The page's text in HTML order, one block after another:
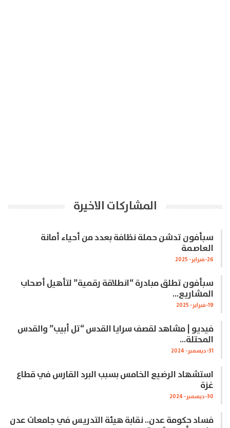
المشاركات الاخيرة
سبأفون تدشن حملة نظافة بعدد من أحياء أمانة
العاصمة
26-فبراير- 2025
سبأفون تطلق مبادرة “انطلاقة رقمية” لتأهيل أصحاب
المشاريع…
19-فبراير- 2025
فيديو | مشاهد لقصف سرايا القدس “تل أبيب” والقدس
المحتلة…
31-ديسمبر- 2024
استشهاد الرضيع الخامس بسبب البرد القارس في قطاع
غزة
30-ديسمبر- 2024
فساد حكومة عدن.. نقابة هيئة التدريس في جامعات عدن